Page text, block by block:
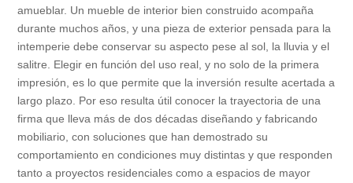
amueblar. Un mueble de interior bien construido acompaña
durante muchos años, y una pieza de exterior pensada para la
intemperie debe conservar su aspecto pese al sol, la lluvia y el
salitre. Elegir en función del uso real, y no solo de la primera
impresión, es lo que permite que la inversión resulte acertada a
largo plazo. Por eso resulta útil conocer la trayectoria de una
firma que lleva más de dos décadas diseñando y fabricando
mobiliario, con soluciones que han demostrado su
comportamiento en condiciones muy distintas y que responden
tanto a proyectos residenciales como a espacios de mayor